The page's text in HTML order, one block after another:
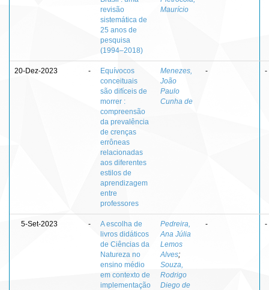
revisão
sistemática de
25 anos de
pesquisa
(1994–2018)
Maurício
20-Dez-2023 -
Equívocos
conceituais
são difíceis de
morrer :
compreensão
da prevalência
de crenças
errôneas
relacionadas
aos diferentes
estilos de
aprendizagem
entre
professores
Menezes,
João
Paulo
Cunha de
- -
5-Set-2023 -
A escolha de
livros didáticos
de Ciências da
Natureza no
ensino médio
em contexto de
implementação
Pedreira,
Ana Júlia
Lemos
Alves;
Souza,
Rodrigo
Diego de
- -